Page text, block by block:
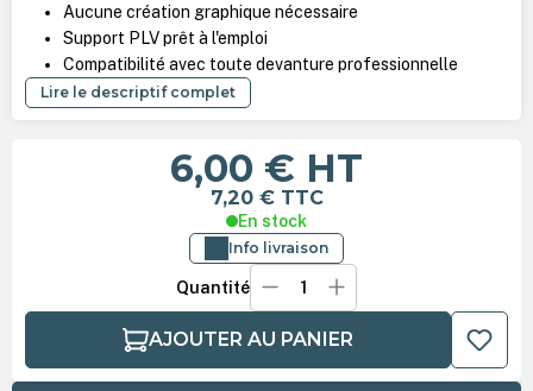
Aucune création graphique nécessaire
Support PLV prêt à l'emploi
Compatibilité avec toute devanture professionnelle
Lire le descriptif complet
6,00 € HT
7,20 € TTC
En stock
Info livraison
Quantité
AJOUTER AU PANIER